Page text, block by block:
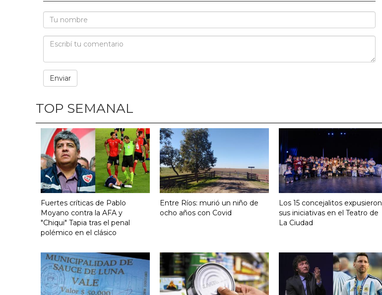
TOP SEMANAL
Fuertes críticas de Pablo
Moyano contra la AFA y
"Chiqui" Tapia tras el penal
polémico en el clásico
Entre Ríos: murió un niño de
ocho años con Covid
Los 15 concejalitos expusieron
sus iniciativas en el Teatro de
La Ciudad